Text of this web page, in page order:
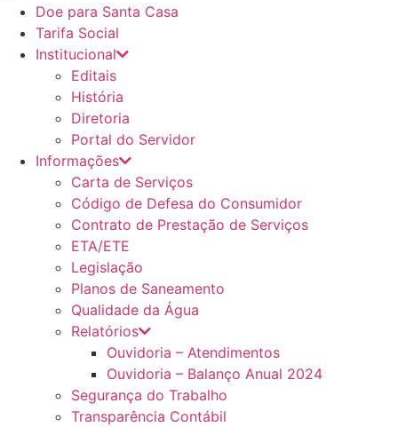
Doe para Santa Casa
Tarifa Social
Institucional
Editais
História
Diretoria
Portal do Servidor
Informações
Carta de Serviços
Código de Defesa do Consumidor
Contrato de Prestação de Serviços
ETA/ETE
Legislação
Planos de Saneamento
Qualidade da Água
Relatórios
Ouvidoria – Atendimentos
Ouvidoria – Balanço Anual 2024
Segurança do Trabalho
Transparência Contábil